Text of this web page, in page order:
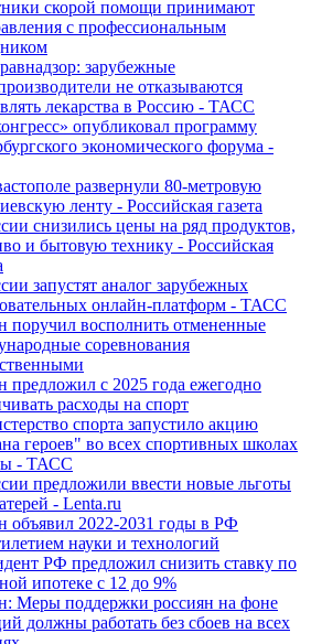
скорой помощи принимают
с профессиональным
зарубежные
не отказываются
лекарства в Россию - ТАСС
опубликовал программу
экономического форума -
развернули 80-метровую
ленту - Российская газета
снизились цены на ряд продуктов,
и бытовую технику - Российская
запустят аналог зарубежных
онлайн-платформ - ТАСС
поручил восполнить отмененные
соревнования
предложил с 2025 года ежегодно
расходы на спорт
спорта запустило акцию
героев" во всех спортивных школах
- ТАСС
предложили ввести новые льготы
- Lenta.ru
объявил 2022-2031 годы в РФ
науки и технологий
РФ предложил снизить ставку по
ипотеке с 12 до 9%
Меры поддержки россиян на фоне
должны работать без сбоев на всех